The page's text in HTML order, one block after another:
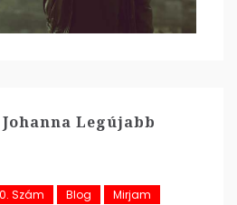
Legújabb
Szám Blog Mirjam